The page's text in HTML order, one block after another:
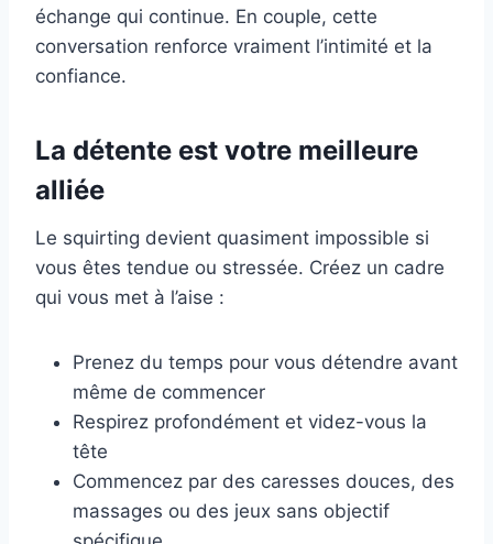
échange qui continue. En couple, cette
conversation renforce vraiment l’intimité et la
confiance.
La détente est votre meilleure
alliée
Le squirting devient quasiment impossible si
vous êtes tendue ou stressée. Créez un cadre
qui vous met à l’aise :
Prenez du temps pour vous détendre avant
même de commencer
Respirez profondément et videz-vous la
tête
Commencez par des caresses douces, des
massages ou des jeux sans objectif